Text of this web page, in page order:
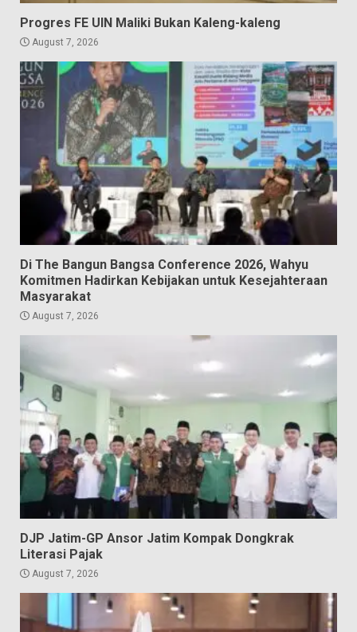
Progres FE UIN Maliki Bukan Kaleng-kaleng
August 7, 2026
Di The Bangun Bangsa Conference 2026, Wahyu
Komitmen Hadirkan Kebijakan untuk Kesejahteraan
Masyarakat
August 7, 2026
DJP Jatim-GP Ansor Jatim Kompak Dongkrak
Literasi Pajak
August 7, 2026